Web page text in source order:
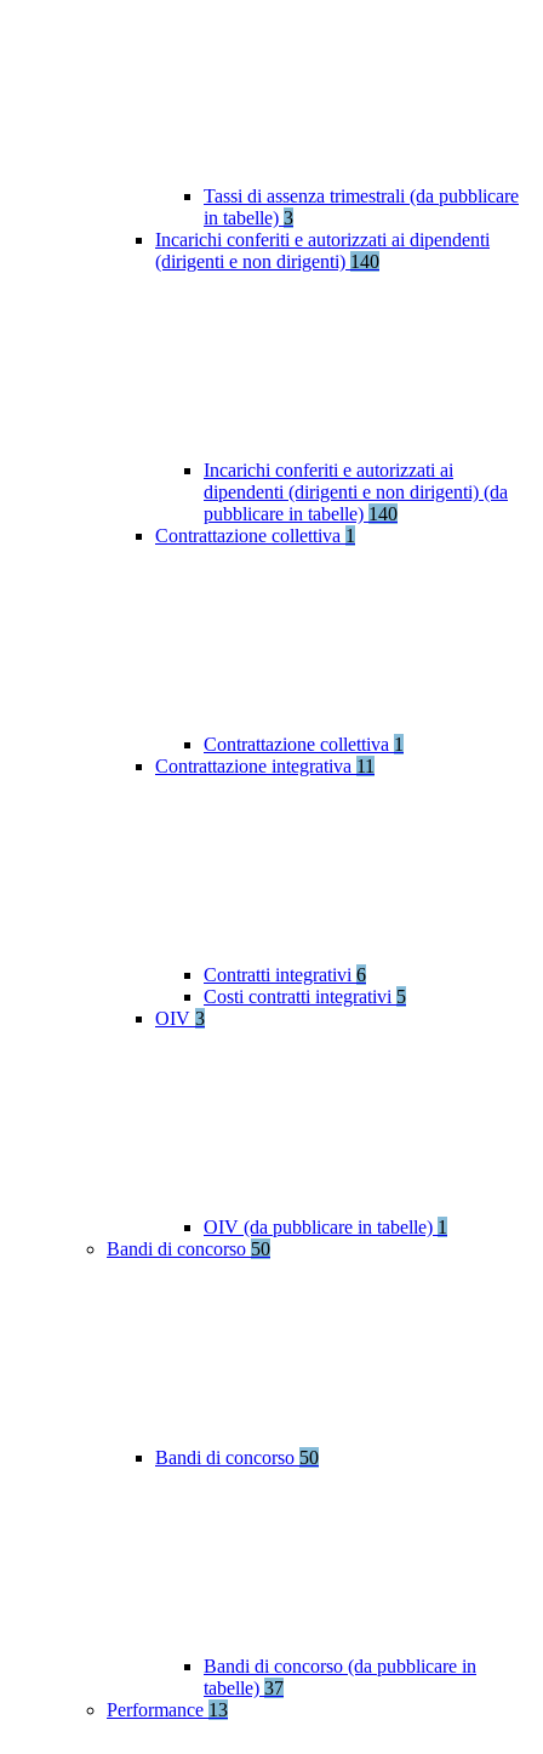
Tassi di assenza trimestrali (da pubblicare
in tabelle) 3
Incarichi conferiti e autorizzati ai dipendenti
(dirigenti e non dirigenti) 140
Incarichi conferiti e autorizzati ai
dipendenti (dirigenti e non dirigenti) (da
pubblicare in tabelle) 140
Contrattazione collettiva 1
Contrattazione collettiva 1
Contrattazione integrativa 11
Contratti integrativi 6
Costi contratti integrativi 5
OIV 3
OIV (da pubblicare in tabelle) 1
Bandi di concorso 50
Bandi di concorso 50
Bandi di concorso (da pubblicare in
tabelle) 37
Performance 13